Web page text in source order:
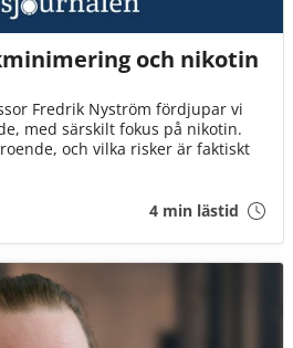
och nikotin
Fredrik Nyström fördjupar vi
med särskilt fokus på nikotin.
och vilka risker är faktiskt
4 min lästid